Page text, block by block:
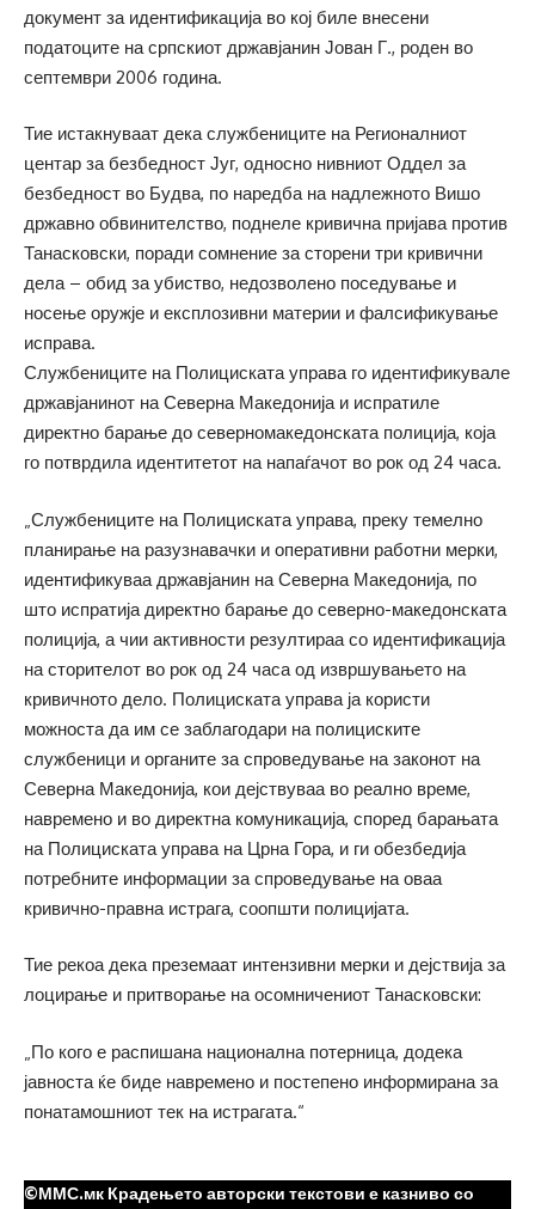
документ за идентификација во кој биле внесени
податоците на српскиот државјанин Јован Г., роден во
септември 2006 година.
Тие истакнуваат дека службениците на Регионалниот
центар за безбедност Југ, односно нивниот Оддел за
безбедност во Будва, по наредба на надлежното Вишо
државно обвинителство, поднеле кривична пријава против
Танасковски, поради сомнение за сторени три кривични
дела – обид за убиство, недозволено поседување и
носење оружје и експлозивни материи и фалсификување
исправа.
Службениците на Полициската управа го идентификувале
државјанинот на Северна Македонија и испратиле
директно барање до северномакедонската полиција, која
го потврдила идентитетот на напаѓачот во рок од 24 часа.
„Службениците на Полициската управа, преку темелно
планирање на разузнавачки и оперативни работни мерки,
идентификуваа државјанин на Северна Македонија, по
што испратија директно барање до северно-македонската
полиција, а чии активности резултираа со идентификација
на сторителот во рок од 24 часа од извршувањето на
кривичното дело. Полициската управа ја користи
можноста да им се заблагодари на полициските
службеници и органите за спроведување на законот на
Северна Македонија, кои дејствуваа во реално време,
навремено и во директна комуникација, според барањата
на Полициската управа на Црна Гора, и ги обезбедија
потребните информации за спроведување на оваа
кривично-правна истрага, соопшти полицијата.
Тие рекоа дека преземаат интензивни мерки и дејствија за
лоцирање и притворање на осомничениот Танасковски:
„По кого е распишана национална потерница, додека
јавноста ќе биде навремено и постепено информирана за
понатамошниот тек на истрагата.“
©ММС.мк Крадењето авторски текстови е казниво со